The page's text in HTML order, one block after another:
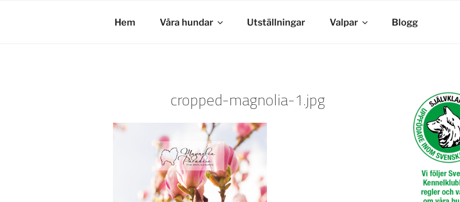
Hem Våra hundar Utställningar Valpar Blogg
cropped-magnolia-1.jpg